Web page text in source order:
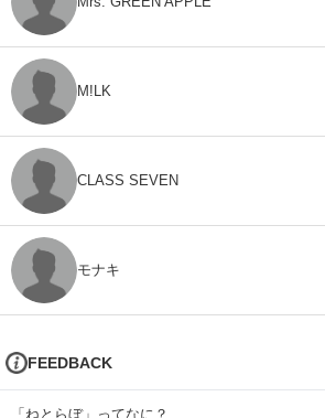
M!LK
CLASS SEVEN
モナキ
FEEDBACK
「ねとらぼ」ってなに？